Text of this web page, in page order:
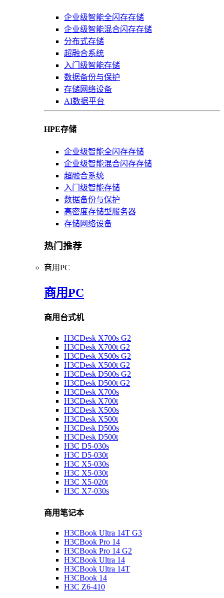
企业级智能全闪存存储
企业级智能混合闪存存储
分布式存储
超融合系统
入门级智能存储
数据备份与保护
存储网络设备
AI数据平台
HPE存储
企业级智能全闪存存储
企业级智能混合闪存存储
超融合系统
入门级智能存储
数据备份与保护
高密度存储型服务器
存储网络设备
热门推荐
商用PC
商用PC
商用台式机
H3CDesk X700s G2
H3CDesk X700t G2
H3CDesk X500s G2
H3CDesk X500t G2
H3CDesk D500s G2
H3CDesk D500t G2
H3CDesk X700s
H3CDesk X700t
H3CDesk X500s
H3CDesk X500t
H3CDesk D500s
H3CDesk D500t
H3C D5-030s
H3C D5-030t
H3C X5-030s
H3C X5-030t
H3C X5-020t
H3C X7-030s
商用笔记本
H3CBook Ultra 14T G3
H3CBook Pro 14
H3CBook Pro 14 G2
H3CBook Ultra 14
H3CBook Ultra 14T
H3CBook 14
H3C Z6-410